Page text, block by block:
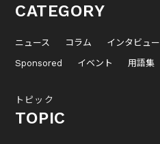
CATEGORY
ニュース コラム インタビュー
Sponsored
イベント 用語集
トピック
TOPIC